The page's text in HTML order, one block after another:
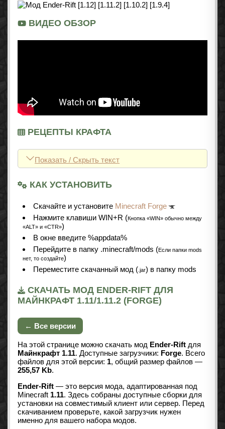
ВИДЕО ОБЗОР
РЕЦЕПТЫ КРАФТА
Показать / Скрыть текст
КАК УСТАНОВИТЬ
Cкачайте и установите Minecraft Forge
Нажмите клавиши WIN+R (Кнопка «WIN» обычно между
«ALT» и «CTR»)
В окне введите %appdata%
Перейдите в папку .minecraft/mods (Если папки mods
нет, то создайте)
Переместите скачанный мод (.jar) в папку mods
СКАЧАТЬ МОД ENDER-RIFT ДЛЯ
МАЙНКРАФТ 1.11/1.11.2 (FORGE)
← Все версии
На этой странице можно скачать мод Ender-Rift для
Майнкрафт 1.11. Доступные загрузчики: Forge. Всего
файлов для этой версии: 1, общий размер файлов —
255,57 Kb.
Ender-Rift — это версия мода, адаптированная под
Minecraft 1.11. Здесь собраны доступные сборки для
установки на совместимый клиент или сервер. Перед
скачиванием проверьте, какой загрузчик нужен
именно для вашего набора модов.